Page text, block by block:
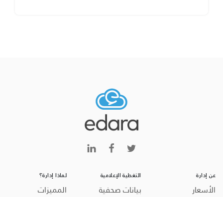
عن إدارة
الأسعار
التغطية الإعلامية
بيانات صحفية
لماذا إدارة؟
المميزات